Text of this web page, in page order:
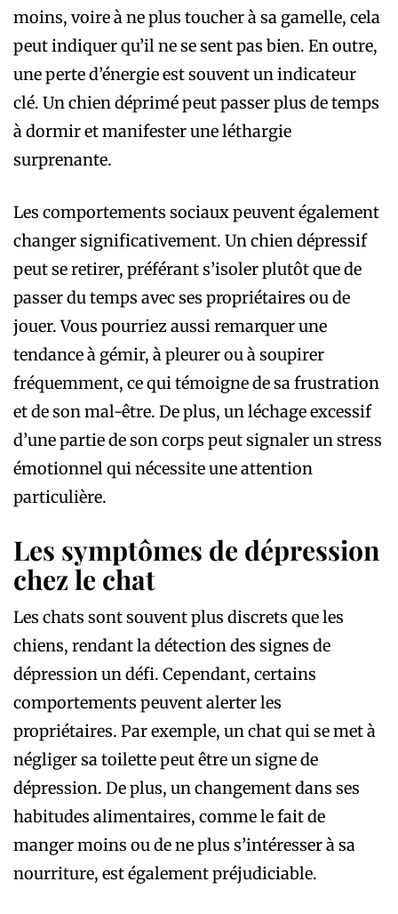
moins, voire à ne plus toucher à sa gamelle, cela
peut indiquer qu’il ne se sent pas bien. En outre,
une perte d’énergie est souvent un indicateur
clé. Un chien déprimé peut passer plus de temps
à dormir et manifester une léthargie
surprenante.
Les comportements sociaux peuvent également
changer significativement. Un chien dépressif
peut se retirer, préférant s’isoler plutôt que de
passer du temps avec ses propriétaires ou de
jouer. Vous pourriez aussi remarquer une
tendance à gémir, à pleurer ou à soupirer
fréquemment, ce qui témoigne de sa frustration
et de son mal-être. De plus, un léchage excessif
d’une partie de son corps peut signaler un stress
émotionnel qui nécessite une attention
particulière.
Les symptômes de dépression
chez le chat
Les chats sont souvent plus discrets que les
chiens, rendant la détection des signes de
dépression un défi. Cependant, certains
comportements peuvent alerter les
propriétaires. Par exemple, un chat qui se met à
négliger sa toilette peut être un signe de
dépression. De plus, un changement dans ses
habitudes alimentaires, comme le fait de
manger moins ou de ne plus s’intéresser à sa
nourriture, est également préjudiciable.